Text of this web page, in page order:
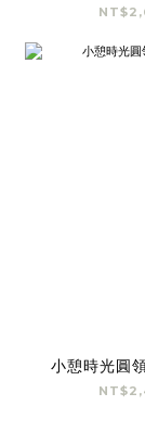
小憩時光圓